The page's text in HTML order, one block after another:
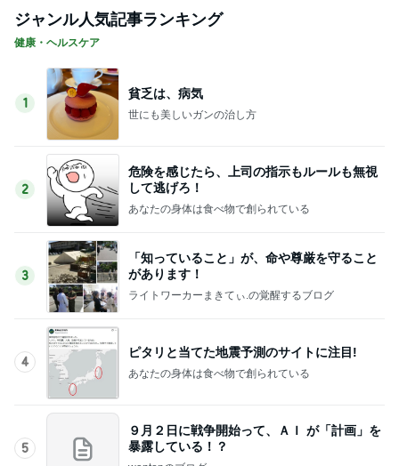
ジャンル人気記事ランキング
健康・ヘルスケア
1
貧乏は、病気
世にも美しいガンの治し方
2
危険を感じたら、上司の指示もルールも無視
して逃げろ！
あなたの身体は食べ物で創られている
3
「知っていること」が、命や尊厳を守ること
があります！
ライトワーカーまきてぃ.の覚醒するブログ
4
ピタリと当てた地震予測のサイトに注目!
あなたの身体は食べ物で創られている
5
９月２日に戦争開始って、ＡＩ が「計画」を
暴露している！？